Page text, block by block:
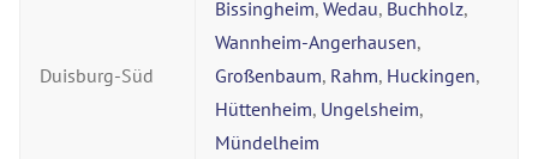
Duisburg-Süd
Bissingheim, Wedau, Buchholz,
Wannheim-Angerhausen,
Großenbaum, Rahm, Huckingen,
Hüttenheim, Ungelsheim,
Mündelheim